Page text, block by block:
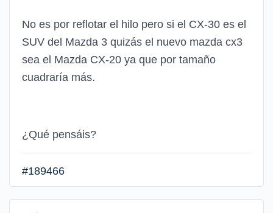
No es por reflotar el hilo pero si el CX-30 es el
SUV del Mazda 3 quizás el nuevo mazda cx3
sea el Mazda CX-20 ya que por tamaño
cuadraría más.
¿Qué pensáis?
#189466